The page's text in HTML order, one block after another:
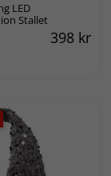
LED
Stallet
398 kr